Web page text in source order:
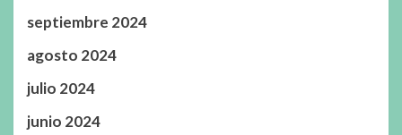
septiembre 2024
agosto 2024
julio 2024
junio 2024